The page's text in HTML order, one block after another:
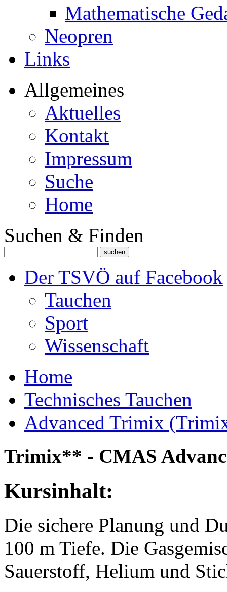
Mathematische
Neopren
Links
Allgemeines
Aktuelles
Kontakt
Impressum
Suche
Home
Suchen & Finden
Der TSVÖ auf Facebook
Tauchen
Sport
Wissenschaft
Home
Technisches Tauchen
Advanced Trimix
Trimix** - CMAS
Kursinhalt:
Die sichere Planung und
100 m Tiefe. Die
Sauerstoff, Helium und